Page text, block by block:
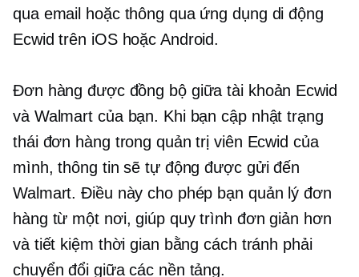
qua email hoặc thông qua ứng dụng di động
Ecwid trên iOS hoặc Android.
Đơn hàng được đồng bộ giữa tài khoản Ecwid
và Walmart của bạn. Khi bạn cập nhật trạng
thái đơn hàng trong quản trị viên Ecwid của
mình, thông tin sẽ tự động được gửi đến
Walmart. Điều này cho phép bạn quản lý đơn
hàng từ một nơi, giúp quy trình đơn giản hơn
và tiết kiệm thời gian bằng cách tránh phải
chuyển đổi giữa các nền tảng.